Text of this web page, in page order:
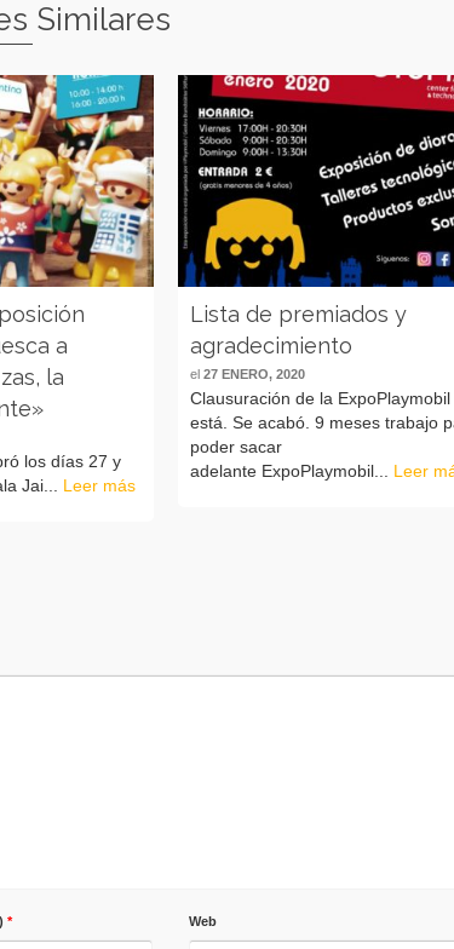
Similares
a
la
los días 27 y
Jai... Leer más
Lista de premiados y
agradecimiento
el27 ENERO, 2020
Clausuración de la ExpoPlaymobil
está. Se acabó. 9 meses trabajo
poder sacar
adelante ExpoPlaymobil... Leer
* Web